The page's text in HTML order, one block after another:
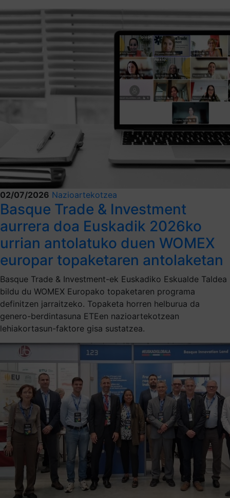
02/07/2026 Nazioartekotzea
Basque Trade & Investment
aurrera doa Euskadik 2026ko
urrian antolatuko duen WOMEX
europar topaketaren antolaketan
Basque Trade & Investment-ek Euskadiko Eskualde Taldea
bildu du WOMEX Europako topaketaren programa
definitzen jarraitzeko. Topaketa horren helburua da
genero-berdintasuna ETEen nazioartekotzean
lehiakortasun-faktore gisa sustatzea.